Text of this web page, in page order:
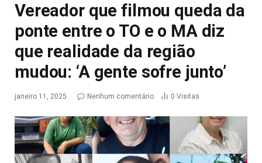
Vereador que filmou queda da
ponte entre o TO e o MA diz
que realidade da região
mudou: ‘A gente sofre junto’
janeiro 11, 2025 Nenhum comentário 0 Visitas